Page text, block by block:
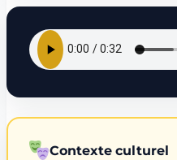
Contexte culturel